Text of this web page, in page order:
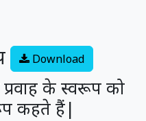
Download
प्रवाह के स्वरूप को
कहते हैं|